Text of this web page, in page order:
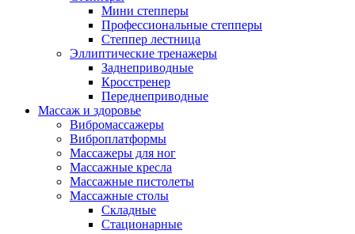
Мини степперы
Профессиональные степперы
Степпер лестница
Эллиптические тренажеры
Заднеприводные
Кросстренер
Переднеприводные
Массаж и здоровье
Вибромассажеры
Виброплатформы
Массажеры для ног
Массажные кресла
Массажные пистолеты
Массажные столы
Складные
Стационарные